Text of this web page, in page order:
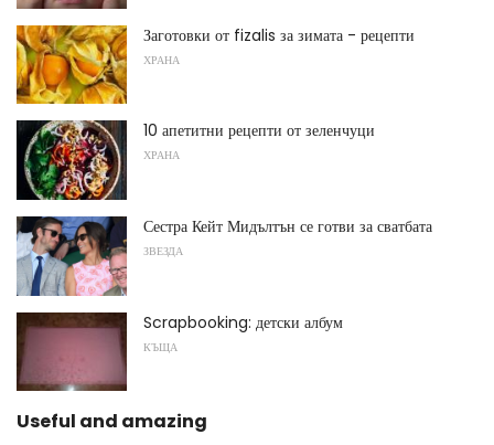
Заготовки от fizalis за зимата - рецепти
ХРАНА
10 апетитни рецепти от зеленчуци
ХРАНА
Сестра Кейт Мидълтън се готви за сватбата
ЗВЕЗДА
Scrapbooking: детски албум
КЪЩА
Useful and amazing